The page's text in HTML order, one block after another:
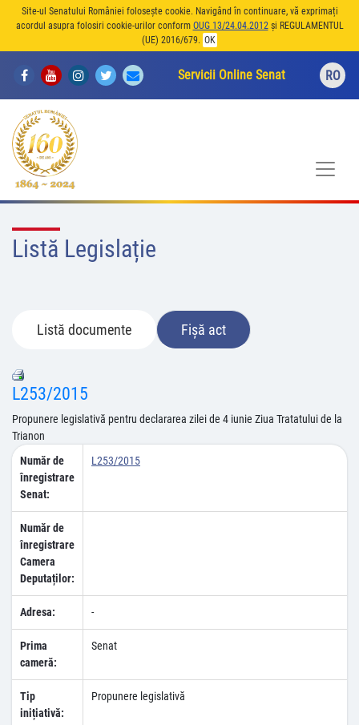
Site-ul Senatului României folosește cookie. Navigând în continuare, vă exprimați
acordul asupra folosiri cookie-urilor conform OUG 13/24.04.2012și REGULAMENTUL
(UE) 2016/679. OK
Servicii Online Senat RO
Listă Legislație
Listă documente Fișă act
L253/2015
Propunere legislativă pentru declararea zilei de 4 iunie Ziua Tratatului de la
Trianon
Număr de
înregistrare
Senat:
L253/2015
Număr de
înregistrare
Camera
Deputaților:
Adresa: -
Prima
cameră:
Senat
Tip
inițiativă:
Propunere legislativă